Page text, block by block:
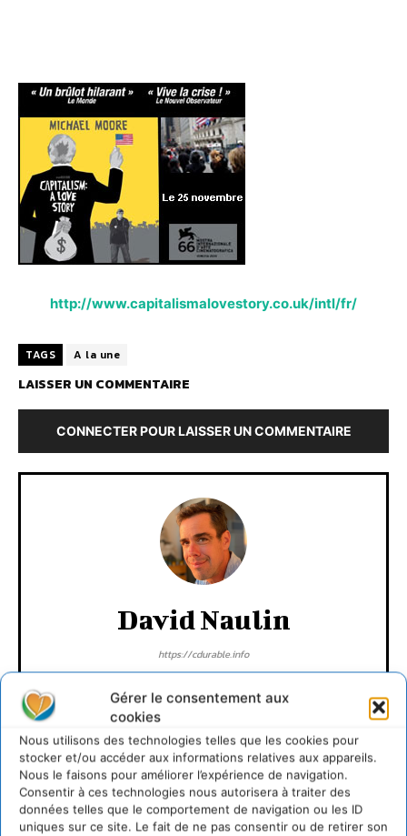
Gérer le consentement aux
cookies
Nous utilisons des technologies telles que les cookies pour
stocker et/ou accéder aux informations relatives aux appareils.
Nous le faisons pour améliorer l’expérience de navigation.
Consentir à ces technologies nous autorisera à traiter des
données telles que le comportement de navigation ou les ID
uniques sur ce site. Le fait de ne pas consentir ou de retirer son
http://www.capitalismalovestory.co.uk/intl/fr/
TAGS A la une
LAISSER UN COMMENTAIRE
CONNECTER POUR LAISSER UN COMMENTAIRE
David Naulin
https://cdurable.info
Journaliste de solutions écologiques et sociales en
Occitanie.